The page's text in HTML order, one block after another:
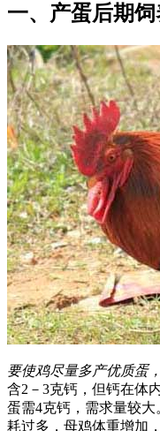
一、产蛋后期
要使鸡尽量多产优质蛋
含2－3克钙，但钙在体
蛋需4克钙，需求量较
耗过多，母鸡体重增加